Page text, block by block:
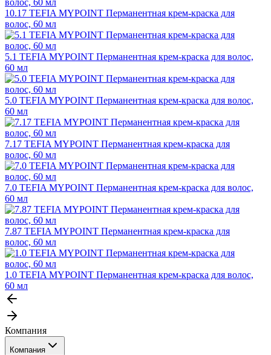
10.17 TEFIA MYPOINT Перманентная крем-краска для
волос, 60 мл
5.1 TEFIA MYPOINT Перманентная крем-краска для волос,
60 мл
5.0 TEFIA MYPOINT Перманентная крем-краска для волос,
60 мл
7.17 TEFIA MYPOINT Перманентная крем-краска для
волос, 60 мл
7.0 TEFIA MYPOINT Перманентная крем-краска для волос,
60 мл
7.87 TEFIA MYPOINT Перманентная крем-краска для
волос, 60 мл
1.0 TEFIA MYPOINT Перманентная крем-краска для волос,
60 мл
Компания
Компания